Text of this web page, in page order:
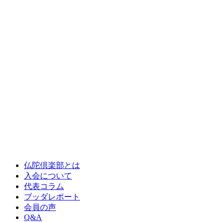
仏陀倶楽部とは
入会について
代表コラム
ブッダレポート
会員の声
Q&A